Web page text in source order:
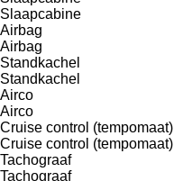
Slaapcabine
Airbag
Airbag
Standkachel
Standkachel
Airco
Airco
Cruise control (tempomaat)
Cruise control (tempomaat)
Tachograaf
Tachograaf